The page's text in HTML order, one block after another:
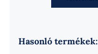
Hasonló termékek: